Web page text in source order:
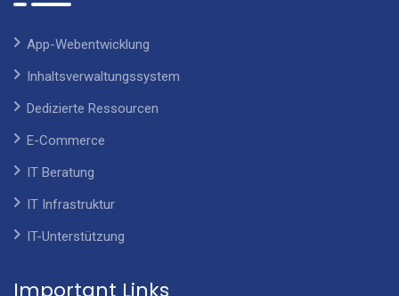
App-Webentwicklung
Inhaltsverwaltungssystem
Dedizierte Ressourcen
E-Commerce
IT Beratung
IT Infrastruktur
IT-Unterstützung
Important Links